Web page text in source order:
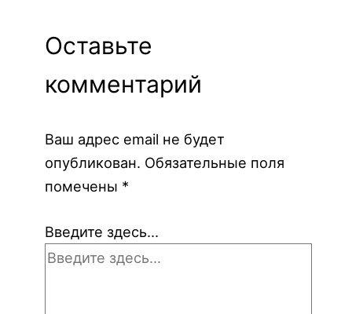
Оставьте
комментарий
Ваш адрес email не будет
опубликован. Обязательные поля
помечены *
Введите здесь...